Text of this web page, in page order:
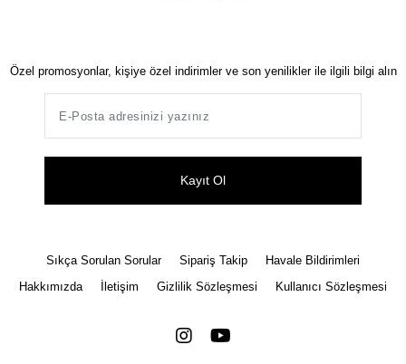
Özel promosyonlar, kişiye özel indirimler ve son yenilikler ile ilgili bilgi alın
Kayıt Ol
Sıkça Sorulan Sorular Sipariş Takip
Havale Bildirimleri
Hakkımızda
İletişim Gizlilik Sözleşmesi Kullanıcı Sözleşmesi